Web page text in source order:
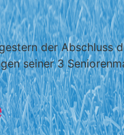
der Abschluss
seiner 3